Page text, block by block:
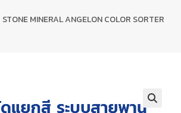
STONE MINERAL ANGELON COLOR SORTER